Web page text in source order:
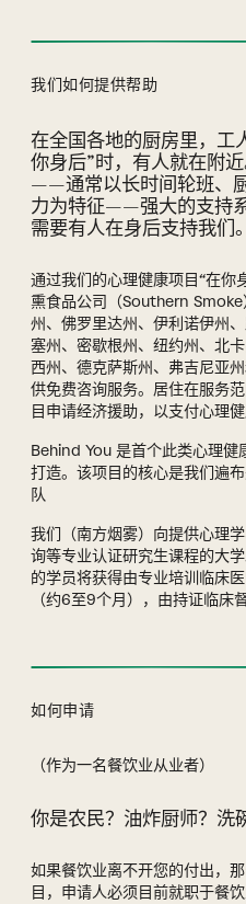
我们如何提供帮助
我们如何提供帮助部分
在全国各地的厨房里，工
你身后”时，有人就在附
——通常以长时间轮班、
力为特征——强大的支持
需要有人在身后支持我们。
通过我们的心理健康项目“在你
熏食品公司（Southern
州、佛罗里达州、伊利诺伊州
塞州、密歇根州、纽约州、北
西州、德克萨斯州、弗吉尼亚
供免费咨询服务。居住在服务
目申请经济援助，以支付心理
Behind You 是首个此类心理
打造。该项目的核心是我们遍
队
我们（南方烟雾）向提供心理
询等专业认证研究生课程的大
的学员将获得由专业培训临床
（约6至9个月），由持证临床
如何申请
（作为一名餐饮业从业者）
你是农民？油炸厨师？洗
如果餐饮业离不开您的付出，
目，申请人必须目前就职于餐